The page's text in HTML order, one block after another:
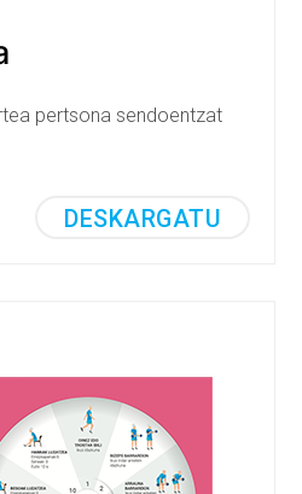
pertsona sendoentzat
DESKARGATU